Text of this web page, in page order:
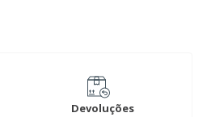
Devoluções